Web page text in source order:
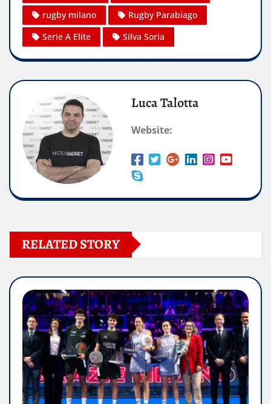
rugby milano
Rugby Parabiago
Serie A Elite
Silva Soria
Luca Talotta
Website:
RELATED STORY